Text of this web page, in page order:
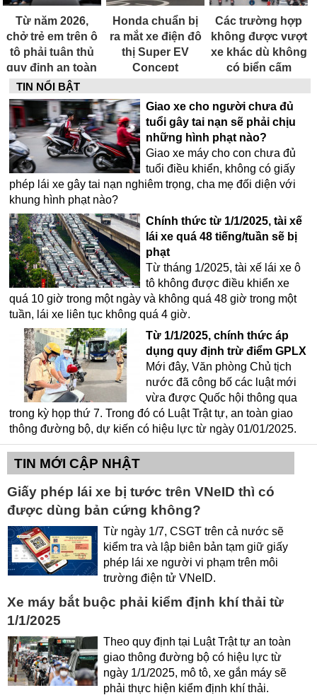
Từ năm 2026,
chở trẻ em trên ô
tô phải tuân thủ
quy định an toàn
mới
Honda chuẩn bị
ra mắt xe điện đô
thị Super EV
Concept
Các trường hợp
không được vượt
xe khác dù không
có biển cấm
TIN NỔI BẬT
Giao xe cho người chưa đủ
tuổi gây tai nạn sẽ phải chịu
những hình phạt nào?
Giao xe máy cho con chưa đủ
tuổi điều khiển, không có giấy
phép lái xe gây tai nạn nghiêm trọng, cha mẹ đối diện với
khung hình phạt nào?
Chính thức từ 1/1/2025, tài xế
lái xe quá 48 tiếng/tuần sẽ bị
phạt
Từ tháng 1/2025, tài xế lái xe ô
tô không được điều khiển xe
quá 10 giờ trong một ngày và không quá 48 giờ trong một
tuần, lái xe liên tục không quá 4 giờ.
Từ 1/1/2025, chính thức áp
dụng quy định trừ điểm GPLX
Mới đây, Văn phòng Chủ tịch
nước đã công bố các luật mới
vừa được Quốc hội thông qua
trong kỳ họp thứ 7. Trong đó có Luật Trật tự, an toàn giao
thông đường bộ, dự kiến có hiệu lực từ ngày 01/01/2025.
TIN MỚI CẬP NHẬT
Giấy phép lái xe bị tước trên VNeID thì có
được dùng bản cứng không?
Từ ngày 1/7, CSGT trên cả nước sẽ
kiểm tra và lập biên bản tạm giữ giấy
phép lái xe người vi phạm trên môi
trường điện tử VNeID.
Xe máy bắt buộc phải kiểm định khí thải từ
1/1/2025
Theo quy định tại Luật Trật tự an toàn
giao thông đường bộ có hiệu lực từ
ngày 1/1/2025, mô tô, xe gắn máy sẽ
phải thực hiện kiểm định khí thải.